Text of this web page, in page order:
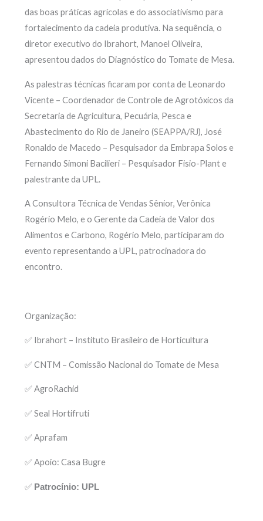
das boas práticas agrícolas e do associativismo para
fortalecimento da cadeia produtiva. Na sequência, o
diretor executivo do Ibrahort, Manoel Oliveira,
apresentou dados do Diagnóstico do Tomate de Mesa.
As palestras técnicas ficaram por conta de Leonardo
Vicente – Coordenador de Controle de Agrotóxicos da
Secretaria de Agricultura, Pecuária, Pesca e
Abastecimento do Rio de Janeiro (SEAPPA/RJ), José
Ronaldo de Macedo – Pesquisador da Embrapa Solos e
Fernando Simoni Bacilieri – Pesquisador Fisio-Plant e
palestrante da UPL.
A Consultora Técnica de Vendas Sênior, Verônica
Rogério Melo, e o Gerente da Cadeia de Valor dos
Alimentos e Carbono, Rogério Melo, participaram do
evento representando a UPL, patrocinadora do
encontro.
Organização:
✅ Ibrahort – Instituto Brasileiro de Horticultura
✅ CNTM – Comissão Nacional do Tomate de Mesa
✅ AgroRachid
✅ Seal Hortifruti
✅ Aprafam
✅ Apoio: Casa Bugre
✅ Patrocínio: UPL